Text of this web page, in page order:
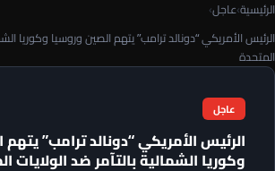
الرئيسية›عاجل›
الرئيس الأمريكي “دونالد ترامب” يتهم الصين وروسيا وكوريا
المتحدة
عاجل
الرئيس الأمريكي “دونالد ترامب”
وكوريا الشمالية بالتآمر ضد الولايات